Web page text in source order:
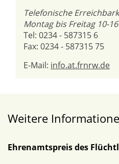
Telefonische
Montag bis Freitag 10-
Tel: 0234 - 587315 6
Fax: 0234 - 587315 75
E-Mail: info.at.frnrw.de
Weitere
Ehrenamtspreis des